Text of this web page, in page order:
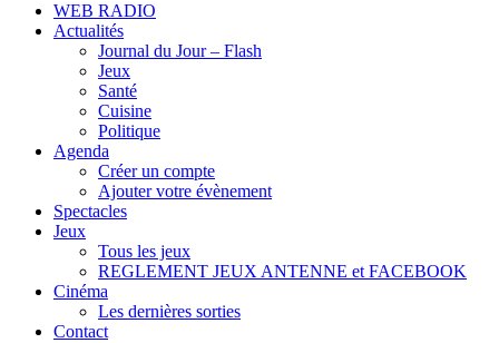
WEB RADIO
Actualités
Journal du Jour – Flash
Jeux
Santé
Cuisine
Politique
Agenda
Créer un compte
Ajouter votre évènement
Spectacles
Jeux
Tous les jeux
REGLEMENT JEUX ANTENNE et FACEBOOK
Cinéma
Les dernières sorties
Contact